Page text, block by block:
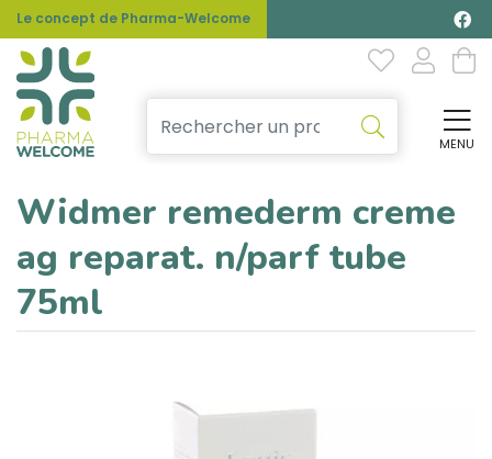
Le concept de Pharma-Welcome
MENU
Widmer remederm creme
ag reparat. n/parf tube
75ml